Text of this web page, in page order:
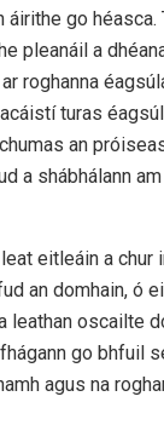
go héasca.
pleanáil a
roghanna
turas
an
a shábhálann
eitleáin a chur
an domhain, ó
leathan oscailte
go bhfuil
agus na